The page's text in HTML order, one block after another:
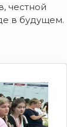
честной
в будущем.